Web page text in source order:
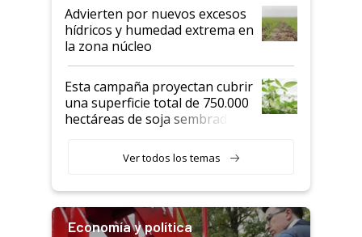
Advierten por nuevos excesos
hídricos y humedad extrema en
la zona núcleo
Esta campaña proyectan cubrir
una superficie total de 750.000
hectáreas de soja sembradas
variedades que marcan un
salto tecnológico en genética y
Ver todos los temas
Economía y política